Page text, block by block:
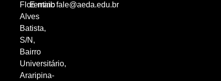
Florentino
Alves
Batista,
S/N,
Bairro
Universitário,
Araripina-
E-mail:fale@aeda.edu.br